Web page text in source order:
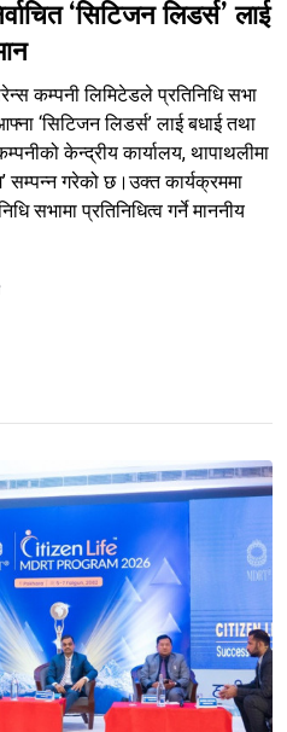
‘सिटिजन लिडर्स’ लाई
कम्पनी लिमिटेडले प्रतिनिधि सभा
‘सिटिजन लिडर्स’ लाई बधाई तथा
केन्द्रीय कार्यालय, थापाथलीमा
सम्पन्न गरेको छ।उक्त कार्यक्रममा
सभामा प्रतिनिधित्व गर्ने माननीय